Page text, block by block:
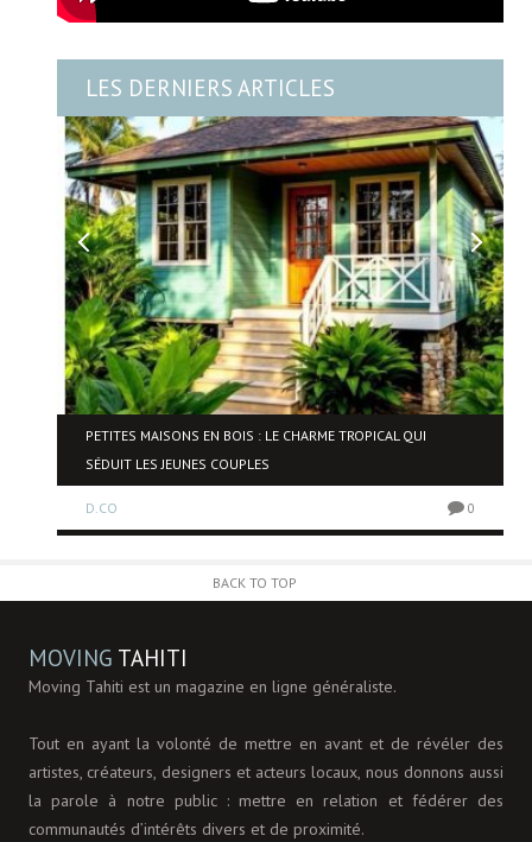
LES DERNIERS ARTICLES
PETITES MAISONS EN BOIS : LE CHARME TROPICAL QUI
SÉDUIT LES JEUNES COUPLES
D.CO 0
BACK TO TOP
MOVING TAHITI
Moving Tahiti est un magazine en ligne généraliste.
Tout en ayant la volonté de mettre en avant et de révéler des
artistes, créateurs, designers et acteurs locaux, nous donnons aussi
la parole à notre public : mettre en relation et fédérer des
communautés d’intérêts divers et de proximité.